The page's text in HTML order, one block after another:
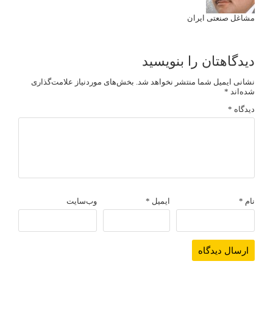
مشاغل صنعتی ایران
دیدگاهتان را بنویسید
نشانی ایمیل شما منتشر نخواهد شد. بخش‌های موردنیاز علامت‌گذاری
شده‌اند *
دیدگاه *
نام * ایمیل * وب‌سایت